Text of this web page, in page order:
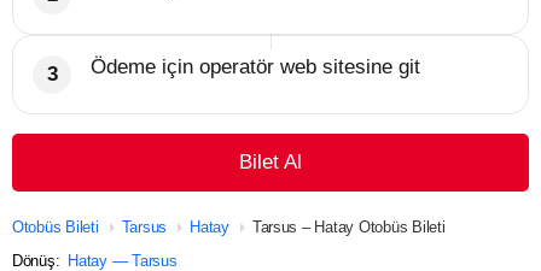
Ödeme için operatör web sitesine git
Bilet Al
Otobüs Bileti Tarsus Hatay
Tarsus – Hatay Otobüs Bileti
Dönüş: Hatay — Tarsus